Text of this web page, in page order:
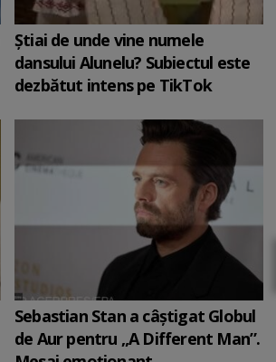
Știai de unde vine numele
dansului Alunelu? Subiectul este
dezbătut intens pe TikTok
Sebastian Stan a câștigat Globul
de Aur pentru „A Different Man”.